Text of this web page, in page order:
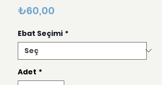
₺60,00
Ebat Seçimi *
Adet *